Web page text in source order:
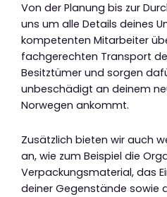
Von der Planung bis zur
uns um alle Details deines
kompetenten Mitarbeiter
fachgerechten Transport
Besitztümer und sorgen
unbeschädigt an deinem
Norwegen ankommt.
Zusätzlich bieten wir auch
an, wie zum Beispiel die
Verpackungsmaterial, das
deiner Gegenstände sowie